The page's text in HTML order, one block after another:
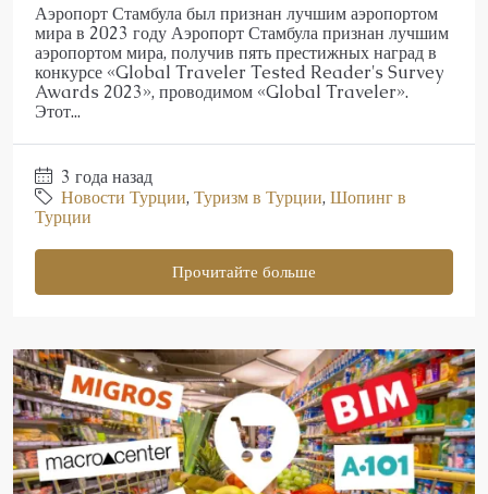
Аэропорт Стамбула был признан лучшим аэропортом
мира в 2023 году Аэропорт Стамбула признан лучшим
аэропортом мира, получив пять престижных наград в
конкурсе «Global Traveler Tested Reader's Survey
Awards 2023», проводимом «Global Traveler».
Этот...
3 года назад
Новости Турции, Туризм в Турции, Шопинг в
Турции
Прочитайте больше